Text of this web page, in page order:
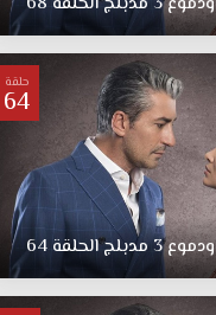
حلقة
64
ودموع3 مدبلجالحلقة64